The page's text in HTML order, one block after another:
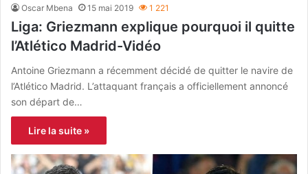
Oscar Mbena 15 mai 2019 1 221
Liga: Griezmann explique pourquoi il quitte
l’Atlético Madrid-Vidéo
Antoine Griezmann a récemment décidé de quitter le navire de
l’Atlético Madrid. L’attaquant français a officiellement annoncé
son départ de…
Lire la suite »